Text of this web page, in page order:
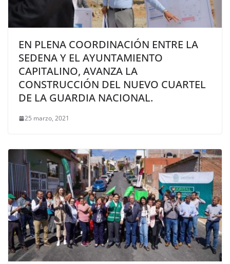
EN PLENA COORDINACIÓN ENTRE LA
SEDENA Y EL AYUNTAMIENTO
CAPITALINO, AVANZA LA
CONSTRUCCIÓN DEL NUEVO CUARTEL
DE LA GUARDIA NACIONAL.
25 marzo, 2021